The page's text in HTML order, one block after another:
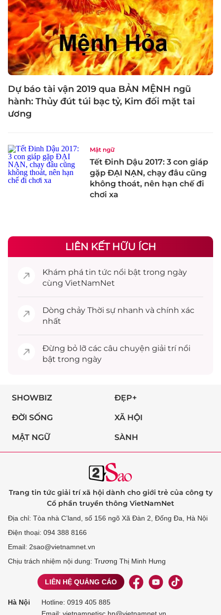
Dự báo tài vận 2019 qua BẢN MỆNH ngũ
hành: Thủy đút túi bạc tỷ, Kim đối mặt tai
ương
Mật ngữ
Tết Đinh Dậu 2017: 3 con giáp
gặp ĐẠI NẠN, chạy đâu cũng
không thoát, nên hạn chế đi
chơi xa
LIÊN KẾT HỮU ÍCH
Khám phá tin tức nổi bật trong ngày
cùng VietNamNet
Dòng chảy Thời sự nhanh và chính xác
nhất
Đừng bỏ lỡ các câu chuyện giải trínổi
bật trong ngày
SHOWBIZ ĐẸP+
ĐỜI SỐNG XÃ HỘI
MẬT NGỮ SÀNH
Trang tin tức giải trí xã hội dành cho giới trẻ của công ty
Cổ phần truyền thông VietNamNet
Địa chỉ: Tòa nhà C’land, số 156 ngõ Xã Đàn 2, Đống Đa, Hà Nội
Điện thoại: 094 388 8166
Email: 2sao@vietnamnet.vn
Chịu trách nhiệm nội dung: Trương Thị Minh Hưng
LIÊN HỆ QUẢNG CÁO
Hà Nội Hotline: 0919 405 885
Email: vietnamnetjsc.hn@vietnamnet.vn